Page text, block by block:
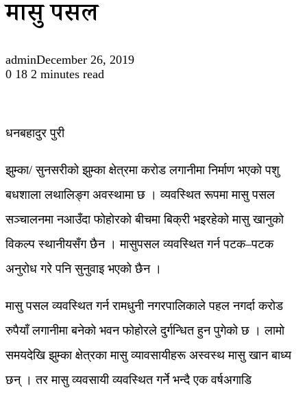
मासु पसल
adminDecember 26, 2019
0 18 2 minutes read
धनबहादुर पुरी
झुम्का/ सुनसरीको झुम्का क्षेत्रमा करोड लगानीमा निर्माण भएको पशु
बधशाला लथालिङ्ग अवस्थामा छ । व्यवस्थित रूपमा मासु पसल
सञ्चालनमा नआउँदा फोहोरको बीचमा बिक्री भइरहेको मासु खानुको
विकल्प स्थानीयसँग छैन । मासुपसल व्यवस्थित गर्न पटक–पटक
अनुरोध गरे पनि सुनुवाइ भएको छैन ।
मासु पसल व्यवस्थित गर्न रामधुनी नगरपालिकाले पहल नगर्दा करोड
रुपैयाँ लगानीमा बनेको भवन फोहोरले दुर्गन्धित हुन पुगेको छ । लामो
समयदेखि झुम्का क्षेत्रका मासु व्यावसायीहरू अस्वस्थ मासु खान बाध्य
छन् । तर मासु व्यवसायी व्यवस्थित गर्ने भन्दै एक वर्षअगाडि